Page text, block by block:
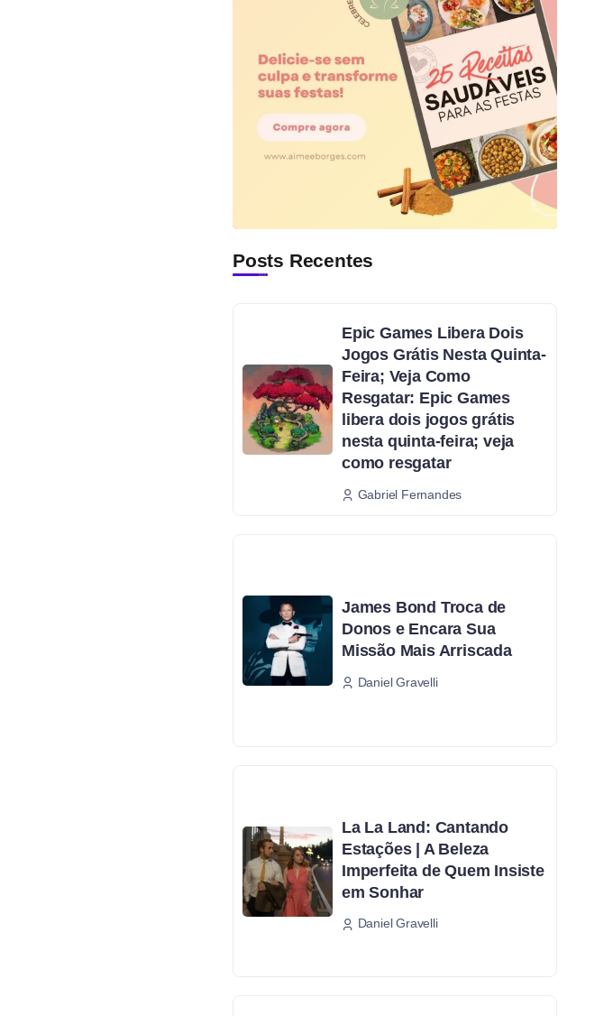
Posts Recentes
Epic Games Libera Dois
Jogos Grátis Nesta Quinta-
Feira; Veja Como
Resgatar: Epic Games
libera dois jogos grátis
nesta quinta-feira; veja
como resgatar
Gabriel Fernandes
James Bond Troca de
Donos e Encara Sua
Missão Mais Arriscada
Daniel Gravelli
La La Land: Cantando
Estações | A Beleza
Imperfeita de Quem Insiste
em Sonhar
Daniel Gravelli